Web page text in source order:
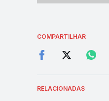
COMPARTILHAR
RELACIONADAS